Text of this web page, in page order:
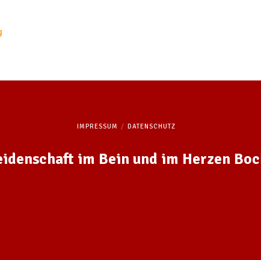
IMPRESSUM DATENSCHUTZ
im Bein und im Herzen